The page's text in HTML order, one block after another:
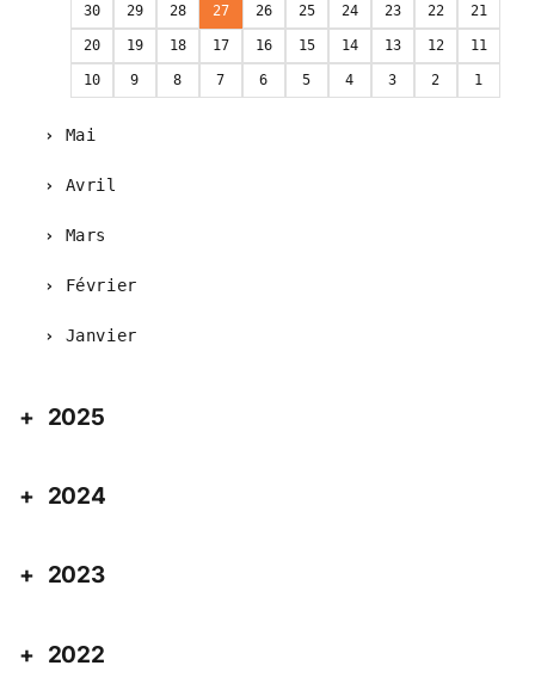
30 29 28 27 26 25 24 23 22 21
20 19 18 17 16 15 14 13 12 11
10 9 8 7 6 5 4 3 2 1
Mai
Avril
Mars
Février
Janvier
2025
2024
2023
2022